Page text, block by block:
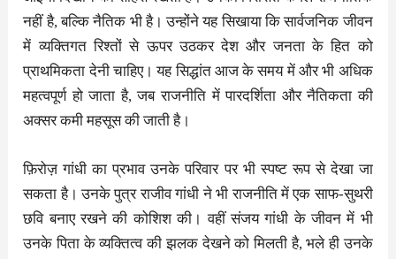
नहीं है, बल्कि नैतिक भी है। उन्होंने यह सिखाया कि सार्वजनिक जीवन
में व्यक्तिगत रिश्तों से ऊपर उठकर देश और जनता के हित को
प्राथमिकता देनी चाहिए। यह सिद्धांत आज के समय में और भी अधिक
महत्वपूर्ण हो जाता है, जब राजनीति में पारदर्शिता और नैतिकता की
अक्सर कमी महसूस की जाती है।
फ़िरोज़ गांधी का प्रभाव उनके परिवार पर भी स्पष्ट रूप से देखा जा
सकता है। उनके पुत्र राजीव गांधी ने भी राजनीति में एक साफ-सुथरी
छवि बनाए रखने की कोशिश की। वहीं संजय गांधी के जीवन में भी
उनके पिता के व्यक्तित्व की झलक देखने को मिलती है, भले ही उनके